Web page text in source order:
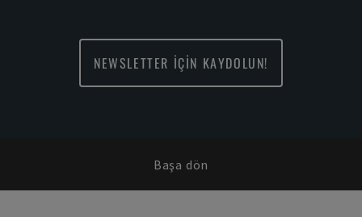
NEWSLETTER İÇİN KAYDOLUN!
Başa dön